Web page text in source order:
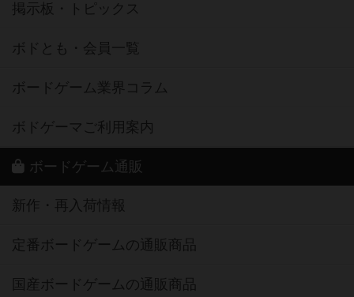
掲示板・トピックス
ボドとも・会員一覧
ボードゲーム業界コラム
ボドゲーマご利用案内
ボードゲーム通販
新作・再入荷情報
定番ボードゲームの通販商品
国産ボードゲームの通販商品